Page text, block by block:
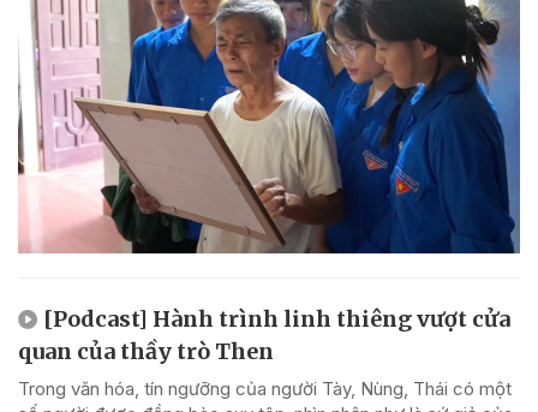
[Podcast] Hành trình linh thiêng vượt cửa
quan của thầy trò Then
Trong văn hóa, tín ngưỡng của người Tày, Nùng, Thái có một